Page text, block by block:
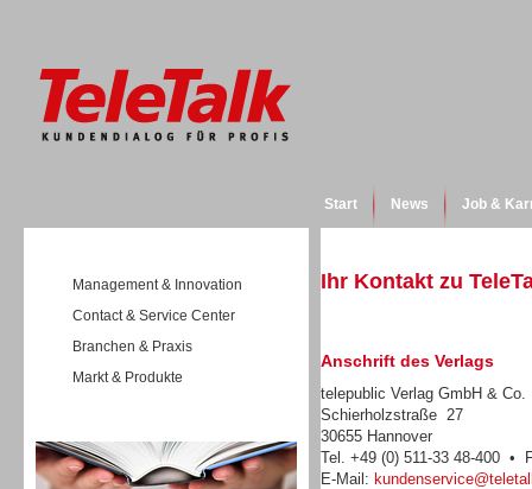
Start News Job &
Management & Innovation
Contact & Service Center
Branchen & Praxis
Markt & Produkte
Ihr Kontakt zu
Anschrift des Verlags
telepublic Verlag GmbH & Co.
Schierholzstraße 27
30655 Hannover
Tel. +49 (0) 511-33 48-400 •
E-Mail: